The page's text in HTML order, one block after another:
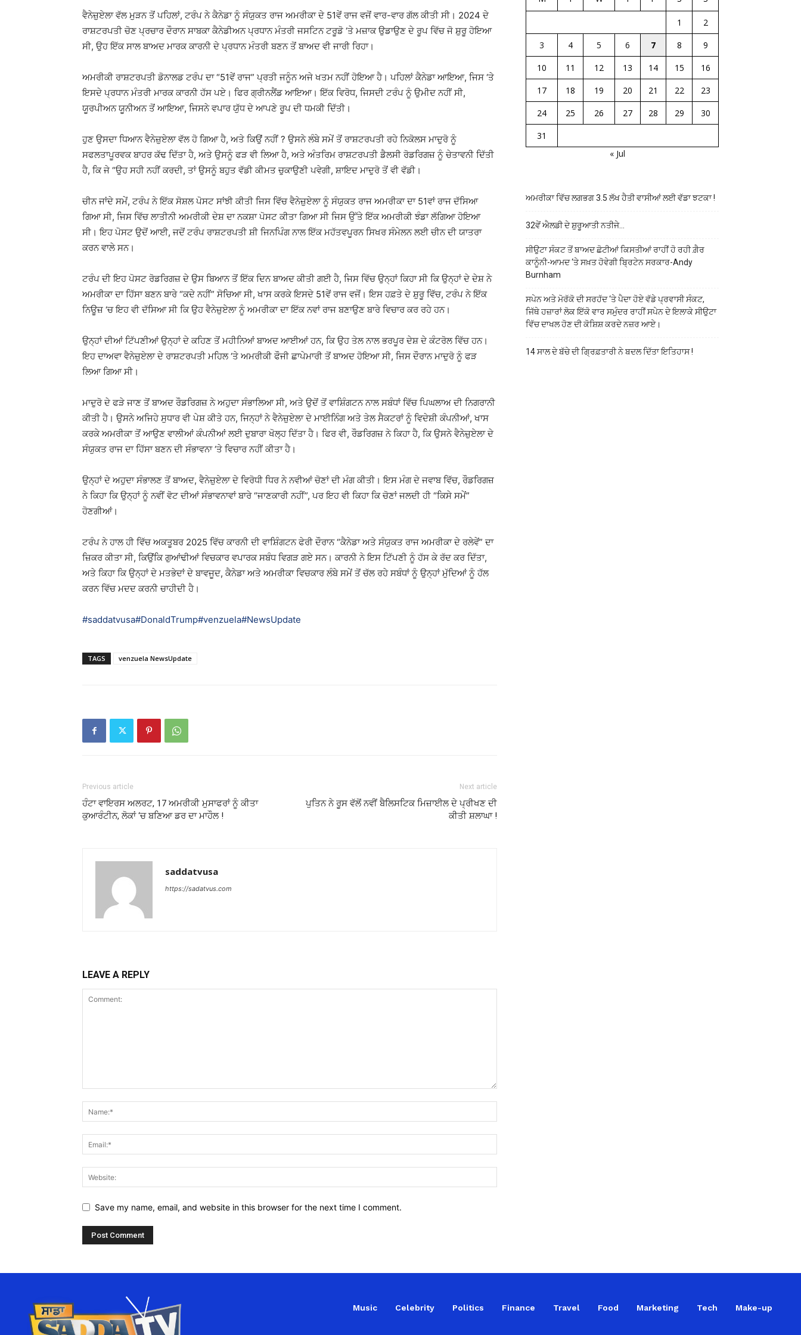
ਵੈਨੇਜ਼ੁਏਲਾ ਵੱਲ ਮੁੜਨ ਤੋਂ ਪਹਿਲਾਂ, ਟਰੰਪ ਨੇ ਕੈਨੇਡਾ ਨੂੰ ਸੰਯੁਕਤ ਰਾਜ ਅਮਰੀਕਾ ਦੇ 51ਵੇਂ ਰਾਜ ਵਜੋਂ ਵਾਰ-ਵਾਰ ਗੱਲ ਕੀਤੀ ਸੀ। 2024 ਦੇ
ਰਾਸ਼ਟਰਪਤੀ ਚੋਣ ਪ੍ਰਚਾਰ ਦੌਰਾਨ ਸਾਬਕਾ ਕੈਨੇਡੀਅਨ ਪ੍ਰਧਾਨ ਮੰਤਰੀ ਜਸਟਿਨ ਟਰੂਡੋ ‘ਤੇ ਮਜ਼ਾਕ ਉਡਾਉਣ ਦੇ ਰੂਪ ਵਿੱਚ ਜੋ ਸ਼ੁਰੂ ਹੋਇਆ
ਸੀ, ਉਹ ਇੱਕ ਸਾਲ ਬਾਅਦ ਮਾਰਕ ਕਾਰਨੀ ਦੇ ਪ੍ਰਧਾਨ ਮੰਤਰੀ ਬਣਨ ਤੋਂ ਬਾਅਦ ਵੀ ਜਾਰੀ ਰਿਹਾ।
ਅਮਰੀਕੀ ਰਾਸ਼ਟਰਪਤੀ ਡੋਨਾਲਡ ਟਰੰਪ ਦਾ “51ਵੇਂ ਰਾਜ” ਪ੍ਰਤੀ ਜਨੂੰਨ ਅਜੇ ਖਤਮ ਨਹੀਂ ਹੋਇਆ ਹੈ। ਪਹਿਲਾਂ ਕੈਨੇਡਾ ਆਇਆ, ਜਿਸ ‘ਤੇ
ਇਸਦੇ ਪ੍ਰਧਾਨ ਮੰਤਰੀ ਮਾਰਕ ਕਾਰਨੀ ਹੱਸ ਪਏ। ਫਿਰ ਗ੍ਰੀਨਲੈਂਡ ਆਇਆ। ਇੱਕ ਵਿਰੋਧ, ਜਿਸਦੀ ਟਰੰਪ ਨੂੰ ਉਮੀਦ ਨਹੀਂ ਸੀ,
ਯੂਰਪੀਅਨ ਯੂਨੀਅਨ ਤੋਂ ਆਇਆ, ਜਿਸਨੇ ਵਪਾਰ ਯੁੱਧ ਦੇ ਆਪਣੇ ਰੂਪ ਦੀ ਧਮਕੀ ਦਿੱਤੀ।
ਹੁਣ ਉਸਦਾ ਧਿਆਨ ਵੈਨੇਜ਼ੁਏਲਾ ਵੱਲ ਹੋ ਗਿਆ ਹੈ, ਅਤੇ ਕਿਉਂ ਨਹੀਂ ? ਉਸਨੇ ਲੰਬੇ ਸਮੇਂ ਤੋਂ ਰਾਸ਼ਟਰਪਤੀ ਰਹੇ ਨਿਕੋਲਸ ਮਾਦੁਰੋ ਨੂੰ
ਸਫਲਤਾਪੂਰਵਕ ਬਾਹਰ ਕੱਢ ਦਿੱਤਾ ਹੈ, ਅਤੇ ਉਸਨੂੰ ਫੜ ਵੀ ਲਿਆ ਹੈ, ਅਤੇ ਅੰਤਰਿਮ ਰਾਸ਼ਟਰਪਤੀ ਡੈਲਸੀ ਰੋਡਰਿਗਜ਼ ਨੂੰ ਚੇਤਾਵਨੀ ਦਿੱਤੀ
ਹੈ, ਕਿ ਜੇ “ਉਹ ਸਹੀ ਨਹੀਂ ਕਰਦੀ, ਤਾਂ ਉਸਨੂੰ ਬਹੁਤ ਵੱਡੀ ਕੀਮਤ ਚੁਕਾਉਣੀ ਪਵੇਗੀ, ਸ਼ਾਇਦ ਮਾਦੁਰੋ ਤੋਂ ਵੀ ਵੱਡੀ।
ਚੀਨ ਜਾਂਦੇ ਸਮੇਂ, ਟਰੰਪ ਨੇ ਇੱਕ ਸੋਸ਼ਲ ਪੋਸਟ ਸਾਂਝੀ ਕੀਤੀ ਜਿਸ ਵਿੱਚ ਵੈਨੇਜ਼ੁਏਲਾ ਨੂੰ ਸੰਯੁਕਤ ਰਾਜ ਅਮਰੀਕਾ ਦਾ 51ਵਾਂ ਰਾਜ ਦੱਸਿਆ
ਗਿਆ ਸੀ, ਜਿਸ ਵਿੱਚ ਲਾਤੀਨੀ ਅਮਰੀਕੀ ਦੇਸ਼ ਦਾ ਨਕਸ਼ਾ ਪੋਸਟ ਕੀਤਾ ਗਿਆ ਸੀ ਜਿਸ ਉੱਤੇ ਇੱਕ ਅਮਰੀਕੀ ਝੰਡਾ ਲੱਗਿਆ ਹੋਇਆ
ਸੀ। ਇਹ ਪੋਸਟ ਉਦੋਂ ਆਈ, ਜਦੋਂ ਟਰੰਪ ਰਾਸ਼ਟਰਪਤੀ ਸ਼ੀ ਜਿਨਪਿੰਗ ਨਾਲ ਇੱਕ ਮਹੱਤਵਪੂਰਨ ਸਿਖਰ ਸੰਮੇਲਨ ਲਈ ਚੀਨ ਦੀ ਯਾਤਰਾ
ਕਰਨ ਵਾਲੇ ਸਨ।
ਟਰੰਪ ਦੀ ਇਹ ਪੋਸਟ ਰੋਡਰਿਗਜ਼ ਦੇ ਉਸ ਬਿਆਨ ਤੋਂ ਇੱਕ ਦਿਨ ਬਾਅਦ ਕੀਤੀ ਗਈ ਹੈ, ਜਿਸ ਵਿੱਚ ਉਨ੍ਹਾਂ ਕਿਹਾ ਸੀ ਕਿ ਉਨ੍ਹਾਂ ਦੇ ਦੇਸ਼ ਨੇ
ਅਮਰੀਕਾ ਦਾ ਹਿੱਸਾ ਬਣਨ ਬਾਰੇ “ਕਦੇ ਨਹੀਂ” ਸੋਚਿਆ ਸੀ, ਖਾਸ ਕਰਕੇ ਇਸਦੇ 51ਵੇਂ ਰਾਜ ਵਜੋਂ। ਇਸ ਹਫ਼ਤੇ ਦੇ ਸ਼ੁਰੂ ਵਿੱਚ, ਟਰੰਪ ਨੇ ਇੱਕ
ਨਿਊਜ਼ ‘ਚ ਇਹ ਵੀ ਦੱਸਿਆ ਸੀ ਕਿ ਉਹ ਵੈਨੇਜ਼ੁਏਲਾ ਨੂੰ ਅਮਰੀਕਾ ਦਾ ਇੱਕ ਨਵਾਂ ਰਾਜ ਬਣਾਉਣ ਬਾਰੇ ਵਿਚਾਰ ਕਰ ਰਹੇ ਹਨ।
ਉਨ੍ਹਾਂ ਦੀਆਂ ਟਿੱਪਣੀਆਂ ਉਨ੍ਹਾਂ ਦੇ ਕਹਿਣ ਤੋਂ ਮਹੀਨਿਆਂ ਬਾਅਦ ਆਈਆਂ ਹਨ, ਕਿ ਉਹ ਤੇਲ ਨਾਲ ਭਰਪੂਰ ਦੇਸ਼ ਦੇ ਕੰਟਰੋਲ ਵਿੱਚ ਹਨ।
ਇਹ ਦਾਅਵਾ ਵੈਨੇਜ਼ੁਏਲਾ ਦੇ ਰਾਸ਼ਟਰਪਤੀ ਮਹਿਲ ‘ਤੇ ਅਮਰੀਕੀ ਫੌਜੀ ਛਾਪੇਮਾਰੀ ਤੋਂ ਬਾਅਦ ਹੋਇਆ ਸੀ, ਜਿਸ ਦੌਰਾਨ ਮਾਦੁਰੋ ਨੂੰ ਫੜ
ਲਿਆ ਗਿਆ ਸੀ।
ਮਾਦੁਰੋ ਦੇ ਫੜੇ ਜਾਣ ਤੋਂ ਬਾਅਦ ਰੌਡਰਿਗਜ਼ ਨੇ ਅਹੁਦਾ ਸੰਭਾਲਿਆ ਸੀ, ਅਤੇ ਉਦੋਂ ਤੋਂ ਵਾਸ਼ਿੰਗਟਨ ਨਾਲ ਸਬੰਧਾਂ ਵਿੱਚ ਪਿਘਲਾਅ ਦੀ ਨਿਗਰਾਨੀ
ਕੀਤੀ ਹੈ। ਉਸਨੇ ਅਜਿਹੇ ਸੁਧਾਰ ਵੀ ਪੇਸ਼ ਕੀਤੇ ਹਨ, ਜਿਨ੍ਹਾਂ ਨੇ ਵੈਨੇਜ਼ੁਏਲਾ ਦੇ ਮਾਈਨਿੰਗ ਅਤੇ ਤੇਲ ਸੈਕਟਰਾਂ ਨੂੰ ਵਿਦੇਸ਼ੀ ਕੰਪਨੀਆਂ, ਖਾਸ
ਕਰਕੇ ਅਮਰੀਕਾ ਤੋਂ ਆਉਣ ਵਾਲੀਆਂ ਕੰਪਨੀਆਂ ਲਈ ਦੁਬਾਰਾ ਖੋਲ੍ਹ ਦਿੱਤਾ ਹੈ। ਫਿਰ ਵੀ, ਰੌਡਰਿਗਜ਼ ਨੇ ਕਿਹਾ ਹੈ, ਕਿ ਉਸਨੇ ਵੈਨੇਜ਼ੁਏਲਾ ਦੇ
ਸੰਯੁਕਤ ਰਾਜ ਦਾ ਹਿੱਸਾ ਬਣਨ ਦੀ ਸੰਭਾਵਨਾ ‘ਤੇ ਵਿਚਾਰ ਨਹੀਂ ਕੀਤਾ ਹੈ।
ਉਨ੍ਹਾਂ ਦੇ ਅਹੁਦਾ ਸੰਭਾਲਣ ਤੋਂ ਬਾਅਦ, ਵੈਨੇਜ਼ੁਏਲਾ ਦੇ ਵਿਰੋਧੀ ਧਿਰ ਨੇ ਨਵੀਆਂ ਚੋਣਾਂ ਦੀ ਮੰਗ ਕੀਤੀ। ਇਸ ਮੰਗ ਦੇ ਜਵਾਬ ਵਿੱਚ, ਰੌਡਰਿਗਜ਼
ਨੇ ਕਿਹਾ ਕਿ ਉਨ੍ਹਾਂ ਨੂੰ ਨਵੀਂ ਵੋਟ ਦੀਆਂ ਸੰਭਾਵਨਾਵਾਂ ਬਾਰੇ “ਜਾਣਕਾਰੀ ਨਹੀਂ”, ਪਰ ਇਹ ਵੀ ਕਿਹਾ ਕਿ ਚੋਣਾਂ ਜਲਦੀ ਹੀ “ਕਿਸੇ ਸਮੇਂ”
ਹੋਣਗੀਆਂ।
ਟਰੰਪ ਨੇ ਹਾਲ ਹੀ ਵਿੱਚ ਅਕਤੂਬਰ 2025 ਵਿੱਚ ਕਾਰਨੀ ਦੀ ਵਾਸ਼ਿੰਗਟਨ ਫੇਰੀ ਦੌਰਾਨ “ਕੈਨੇਡਾ ਅਤੇ ਸੰਯੁਕਤ ਰਾਜ ਅਮਰੀਕਾ ਦੇ ਰਲੇਵੇਂ” ਦਾ
ਜ਼ਿਕਰ ਕੀਤਾ ਸੀ, ਕਿਉਂਕਿ ਗੁਆਂਢੀਆਂ ਵਿਚਕਾਰ ਵਪਾਰਕ ਸਬੰਧ ਵਿਗੜ ਗਏ ਸਨ। ਕਾਰਨੀ ਨੇ ਇਸ ਟਿੱਪਣੀ ਨੂੰ ਹੱਸ ਕੇ ਰੱਦ ਕਰ ਦਿੱਤਾ,
ਅਤੇ ਕਿਹਾ ਕਿ ਉਨ੍ਹਾਂ ਦੇ ਮਤਭੇਦਾਂ ਦੇ ਬਾਵਜੂਦ, ਕੈਨੇਡਾ ਅਤੇ ਅਮਰੀਕਾ ਵਿਚਕਾਰ ਲੰਬੇ ਸਮੇਂ ਤੋਂ ਚੱਲ ਰਹੇ ਸਬੰਧਾਂ ਨੂੰ ਉਨ੍ਹਾਂ ਮੁੱਦਿਆਂ ਨੂੰ ਹੱਲ
ਕਰਨ ਵਿੱਚ ਮਦਦ ਕਰਨੀ ਚਾਹੀਦੀ ਹੈ।
#saddatvusa#DonaldTrump#venzuela#NewsUpdate
TAGS venzuela NewsUpdate
Previous article
ਹੰਟਾ ਵਾਇਰਸ ਅਲਰਟ, 17 ਅਮਰੀਕੀ ਮੁਸਾਫਰਾਂ ਨੂੰ ਕੀਤਾ
ਕੁਆਰੰਟੀਨ, ਲੋਕਾਂ ‘ਚ ਬਣਿਆ ਡਰ ਦਾ ਮਾਹੌਲ !
Next article
ਪੁਤਿਨ ਨੇ ਰੂਸ ਵੱਲੋਂ ਨਵੀਂ ਬੈਲਿਸਟਿਕ ਮਿਜ਼ਾਈਲ ਦੇ ਪ੍ਰੀਖਣ ਦੀ
ਕੀਤੀ ਸ਼ਲਾਘਾ !
saddatvusa
https://sadatvus.com
LEAVE A REPLY
Save my name, email, and website in this browser for the next time I comment.
1
2
3
4 5 6 7 8
9
10
11 12 13 14 15
16
17
18 19 20 21 22
23
24
25 26 27 28 29
30
31
« Jul
ਅਮਰੀਕਾ ਵਿੱਚ ਲਗਭਗ 3.5 ਲੱਖ ਹੈਤੀ ਵਾਸੀਆਂ ਲਈ ਵੱਡਾ ਝਟਕਾ !
32ਵੇਂ ਐਲਡੀ ਦੇ ਸ਼ੁਰੂਆਤੀ ਨਤੀਜੇ…
ਸੀਉਟਾ ਸੰਕਟ ਤੋਂ ਬਾਅਦ ਛੋਟੀਆਂ ਕਿਸਤੀਆਂ ਰਾਹੀਂ ਹੋ ਰਹੀ ਗ਼ੈਰ
ਕਾਨੂੰਨੀ-ਆਮਦ ‘ਤੇ ਸਖ਼ਤ ਹੋਵੇਗੀ ਬ੍ਰਿਟੇਨ ਸਰਕਾਰ-Andy
Burnham
ਸਪੇਨ ਅਤੇ ਮੋਰੱਕੋ ਦੀ ਸਰਹੱਦ ‘ਤੇ ਪੈਦਾ ਹੋਏ ਵੱਡੇ ਪ੍ਰਵਾਸੀ ਸੰਕਟ,
ਜਿੱਥੇ ਹਜ਼ਾਰਾਂ ਲੋਕ ਇੱਕੋ ਵਾਰ ਸਮੁੰਦਰ ਰਾਹੀਂ ਸਪੇਨ ਦੇ ਇਲਾਕੇ ਸੀਉਟਾ
ਵਿੱਚ ਦਾਖਲ ਹੋਣ ਦੀ ਕੋਸ਼ਿਸ਼ ਕਰਦੇ ਨਜ਼ਰ ਆਏ।
14 ਸਾਲ ਦੇ ਬੱਚੇ ਦੀ ਗ੍ਰਿਫ਼ਤਾਰੀ ਨੇ ਬਦਲ ਦਿੱਤਾ ਇਤਿਹਾਸ !
Music Celebrity Politics Finance Travel Food Marketing Tech Make-up